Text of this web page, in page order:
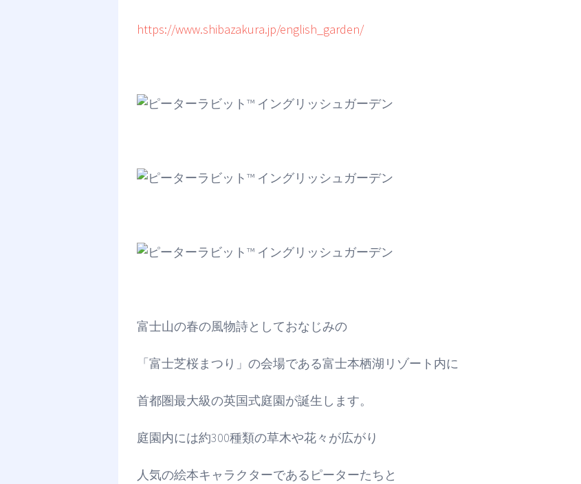
https://www.shibazakura.jp/english_garden/
富士山の春の風物詩としておなじみの
「富士芝桜まつり」の会場である富士本栖湖リゾート内に
首都圏最大級の英国式庭園が誕生します。
庭園内には約300種類の草木や花々が広がり
人気の絵本キャラクターであるピーターたちと